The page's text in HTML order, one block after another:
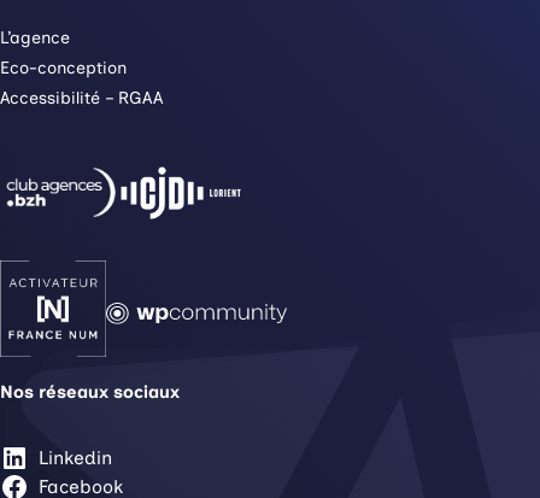
L’agence
Eco-conception
Accessibilité – RGAA
Nos réseaux sociaux
Linkedin
Facebook